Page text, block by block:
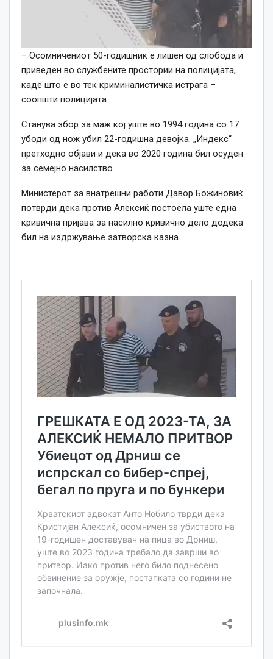
– Осомничениот 50-годишник е лишен од слобода и
приведен во службените простории на полицијата,
каде што е во тек криминалистичка истрага –
соопшти полицијата.
Станува збор за маж кој уште во 1994 година со 17
убоди од нож убил 22-годишна девојка. „Индекс“
претходно објави и дека во 2020 година бил осуден
за семејно насилство.
Министерот за внатрешни работи Давор Божиновиќ
потврди дека против Алексиќ постоела уште една
кривична пријава за насилно кривично дело додека
бил на издржување затворска казна.